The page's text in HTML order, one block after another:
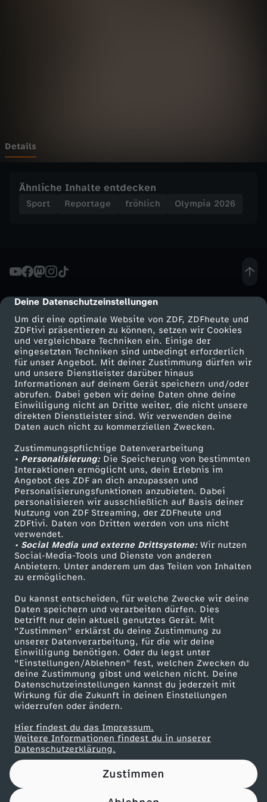
cmp-dialog-description
Deine Datenschutzeinstellungen
Um dir eine optimale Website von ZDF, ZDFheute und
ZDFtivi präsentieren zu können, setzen wir Cookies
und vergleichbare Techniken ein. Einige der
eingesetzten Techniken sind unbedingt erforderlich
für unser Angebot. Mit deiner Zustimmung dürfen wir
und unsere Dienstleister darüber hinaus
Informationen auf deinem Gerät speichern und/oder
abrufen. Dabei geben wir deine Daten ohne deine
Einwilligung nicht an Dritte weiter, die nicht unsere
direkten Dienstleister sind. Wir verwenden deine
Daten auch nicht zu kommerziellen Zwecken.
Zustimmungspflichtige Datenverarbeitung
• Personalisierung:Die Speicherung von bestimmten
Interaktionen ermöglicht uns, dein Erlebnis im
Angebot des ZDF an dich anzupassen und
Personalisierungsfunktionen anzubieten. Dabei
personalisieren wir ausschließlich auf Basis deiner
Nutzung von ZDF Streaming, der ZDFheute und
ZDFtivi. Daten von Dritten werden von uns nicht
verwendet.
• Social Media und externe Drittsysteme:Wir nutzen
Social-Media-Tools und Dienste von anderen
Anbietern. Unter anderem um das Teilen von Inhalten
zu ermöglichen.
Du kannst entscheiden, für welche Zwecke wir deine
Daten speichern und verarbeiten dürfen. Dies
betrifft nur dein aktuell genutztes Gerät. Mit
"Zustimmen" erklärst du deine Zustimmung zu
unserer Datenverarbeitung, für die wir deine
Einwilligung benötigen. Oder du legst unter
"Einstellungen/Ablehnen" fest, welchen Zwecken du
deine Zustimmung gibst und welchen nicht. Deine
Datenschutzeinstellungen kannst du jederzeit mit
Wirkung für die Zukunft in deinen Einstellungen
widerrufen oder ändern.
Hier findest du das Impressum.
Weitere Informationen findest du in unserer
Datenschutzerklärung.
Zustimmen
D
b
i
s
e
i
n
i
s
t
a
l
l
e
s
-
R
i
e
s
Details
Ähnliche Inhalte entdecken
Sport Reportage fröhlich Olympia 2026
Mehr ZDF
ZDF-Apps
Smart TV
ZDFtext
Livestreams
Sendungen A-Z
TV-Programm
Service
ZDFmitreden
Kontakt zum ZDF
Tickets
Zuschauerservice
Hilfe
ZDF Unternehmen
Karriere
ZDF goes Schule
Werbefernsehen
Mainzelmännchen
Partner